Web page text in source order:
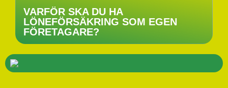
VARFÖR SKA DU HA
LÖNEFÖRSÄKRING SOM EGEN
FÖRETAGARE?